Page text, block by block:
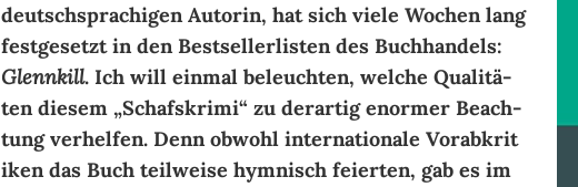
deutsch­spra­chi­gen Auto­rin, hat sich vie­le Wo­chen lang
fest­ge­setzt in den Best­sel­ler­lis­ten des Buch­han­dels:
Glennkill. Ich will ein­mal be­leuch­ten, wel­che Qua­li­tä­
ten die­sem „Schafs­krimi“ zu der­ar­tig enor­mer Be­ach­
tung ver­hel­fen. Denn ob­wohl in­ter­natio­nale Vor­ab­kri­t
i­ken das Buch teil­wei­se hym­nisch fei­er­ten, gab es im